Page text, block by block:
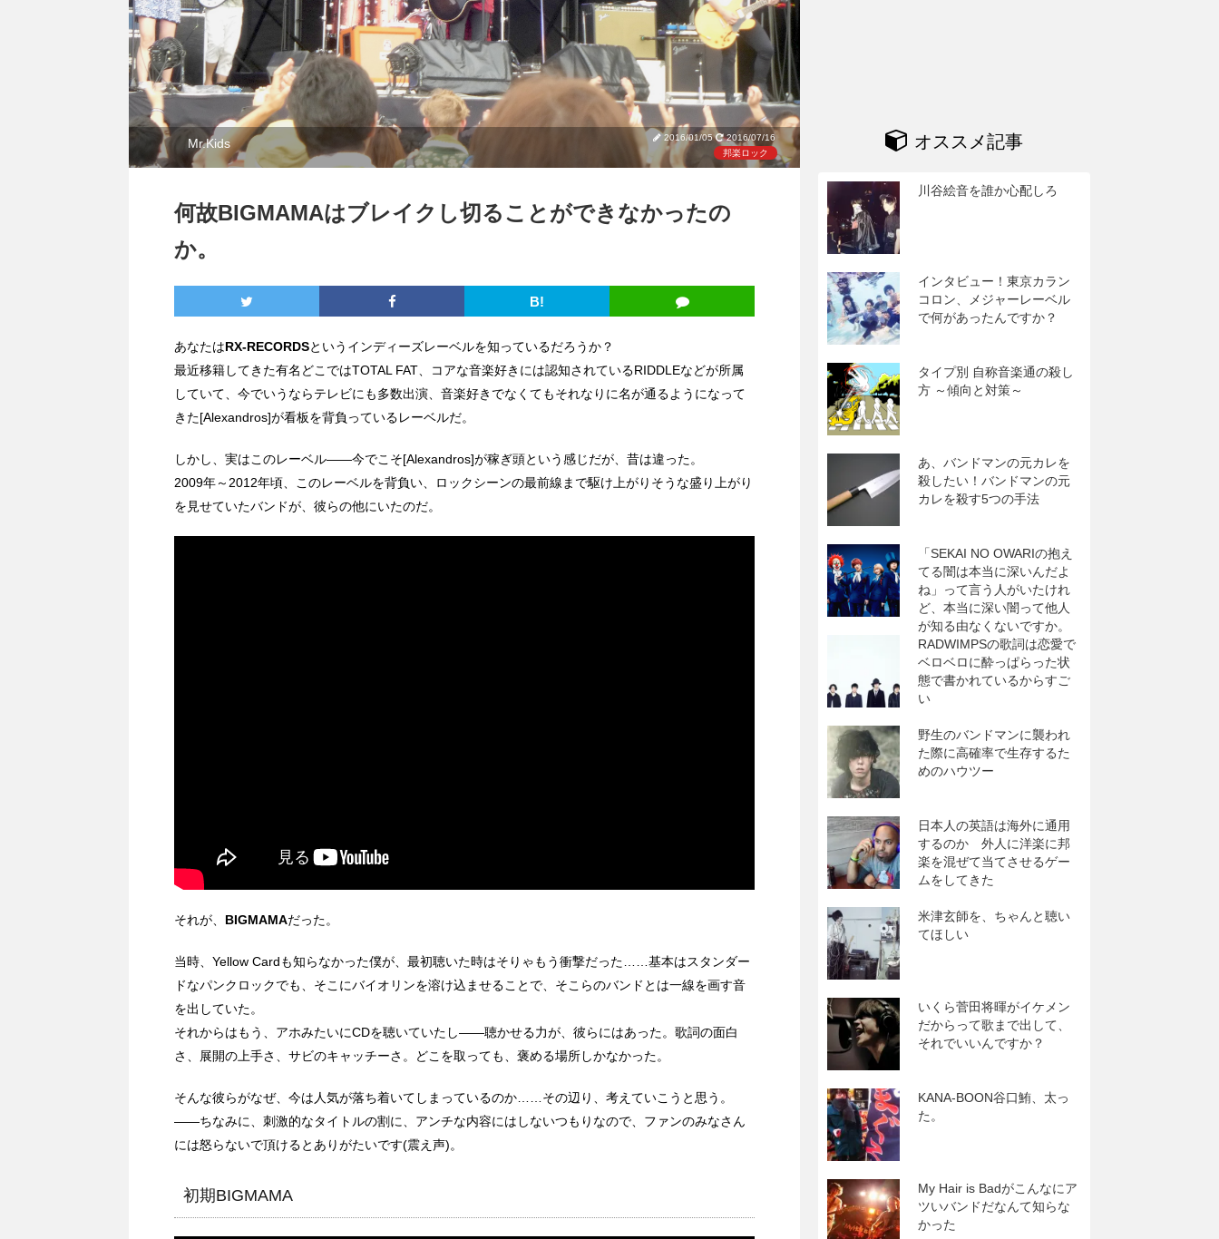
Mr.Kids 2016/01/05
2016/07/16
邦楽ロック
何故BIGMAMAはブレイクし切ることができなかったの
か。
B!
あなたはRX-RECORDSというインディーズレーベルを知っているだろうか？
最近移籍してきた有名どこではTOTAL FAT、コアな音楽好きには認知されているRIDDLEなどが所属
していて、今でいうならテレビにも多数出演、音楽好きでなくてもそれなりに名が通るようになって
きた[Alexandros]が看板を背負っているレーベルだ。
しかし、実はこのレーベル――今でこそ[Alexandros]が稼ぎ頭という感じだが、昔は違った。
2009年～2012年頃、このレーベルを背負い、ロックシーンの最前線まで駆け上がりそうな盛り上がり
を見せていたバンドが、彼らの他にいたのだ。
それが、 BIGMAMAだった。
当時、Yellow Cardも知らなかった僕が、最初聴いた時はそりゃもう衝撃だった……基本はスタンダー
ドなパンクロックでも、そこにバイオリンを溶け込ませることで、そこらのバンドとは一線を画す音
を出していた。
それからはもう、アホみたいにCDを聴いていたし――聴かせる力が、彼らにはあった。歌詞の面白
さ、展開の上手さ、サビのキャッチーさ。どこを取っても、褒める場所しかなかった。
そんな彼らがなぜ、今は人気が落ち着いてしまっているのか……その辺り、考えていこうと思う。
――ちなみに、刺激的なタイトルの割に、アンチな内容にはしないつもりなので、ファンのみなさん
には怒らないで頂けるとありがたいです(震え声)。
初期BIGMAMA
オススメ記事
川谷絵音を誰か心配しろ
インタビュー！東京カラン
コロン、メジャーレーベル
で何があったんですか？
タイプ別 自称音楽通の殺し
方 ～傾向と対策～
あ、バンドマンの元カレを
殺したい！バンドマンの元
カレを殺す5つの手法
「SEKAI NO OWARIの抱え
てる闇は本当に深いんだよ
ね」って言う人がいたけれ
ど、本当に深い闇って他人
が知る由なくないですか。
RADWIMPSの歌詞は恋愛で
ベロベロに酔っぱらった状
態で書かれているからすご
い
野生のバンドマンに襲われ
た際に高確率で生存するた
めのハウツー
日本人の英語は海外に通用
するのか 外人に洋楽に邦
楽を混ぜて当てさせるゲー
ムをしてきた
米津玄師を、ちゃんと聴い
てほしい
いくら菅田将暉がイケメン
だからって歌まで出して、
それでいいんですか？
KANA-BOON谷口鮪、太っ
た。
My Hair is Badがこんなにア
ツいバンドだなんて知らな
かった